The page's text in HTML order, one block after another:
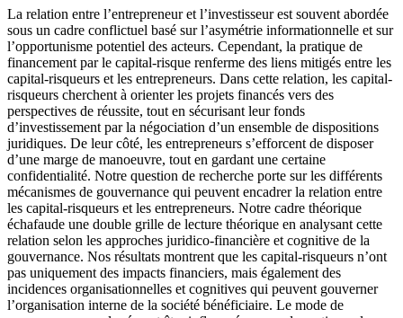
La relation entre l’entrepreneur et l’investisseur est souvent abordée
sous un cadre conflictuel basé sur l’asymétrie informationnelle et sur
l’opportunisme potentiel des acteurs. Cependant, la pratique de
financement par le capital-risque renferme des liens mitigés entre les
capital-risqueurs et les entrepreneurs. Dans cette relation, les capital-
risqueurs cherchent à orienter les projets financés vers des
perspectives de réussite, tout en sécurisant leur fonds
d’investissement par la négociation d’un ensemble de dispositions
juridiques. De leur côté, les entrepreneurs s’efforcent de disposer
d’une marge de manoeuvre, tout en gardant une certaine
confidentialité. Notre question de recherche porte sur les différents
mécanismes de gouvernance qui peuvent encadrer la relation entre
les capital-risqueurs et les entrepreneurs. Notre cadre théorique
échafaude une double grille de lecture théorique en analysant cette
relation selon les approches juridico-financière et cognitive de la
gouvernance. Nos résultats montrent que les capital-risqueurs n’ont
pas uniquement des impacts financiers, mais également des
incidences organisationnelles et cognitives qui peuvent gouverner
l’organisation interne de la société bénéficiaire. Le mode de